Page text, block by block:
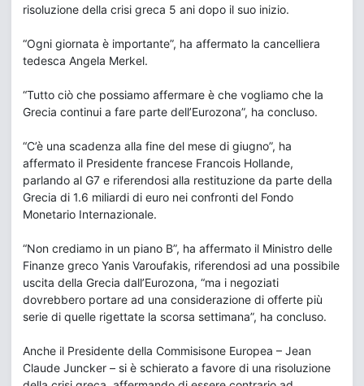
risoluzione della crisi greca 5 ani dopo il suo inizio.
“Ogni giornata è importante”, ha affermato la cancelliera
tedesca Angela Merkel.
“Tutto ciò che possiamo affermare è che vogliamo che la
Grecia continui a fare parte dell’Eurozona”, ha concluso.
“C’è una scadenza alla fine del mese di giugno”, ha
affermato il Presidente francese Francois Hollande,
parlando al G7 e riferendosi alla restituzione da parte della
Grecia di 1.6 miliardi di euro nei confronti del Fondo
Monetario Internazionale.
“Non crediamo in un piano B”, ha affermato il Ministro delle
Finanze greco Yanis Varoufakis, riferendosi ad una possibile
uscita della Grecia dall’Eurozona, “ma i negoziati
dovrebbero portare ad una considerazione di offerte più
serie di quelle rigettate la scorsa settimana”, ha concluso.
Anche il Presidente della Commisisone Europea – Jean
Claude Juncker – si è schierato a favore di una risoluzione